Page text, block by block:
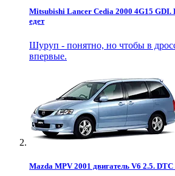
Mitsubishi Lancer Cedia 2000 4G15 GDI.
едет
Шуруп - понятно, но чтобы в
впервые.
Mazda MPV 2001 двигатель V6 2.5. DTC